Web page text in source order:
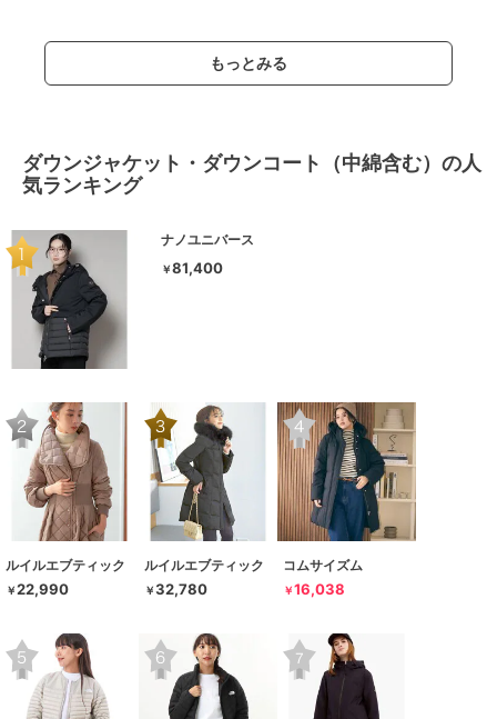
もっとみる
ダウンジャケット・ダウンコート（中綿含む）の人
気ランキング
ナノユニバース
￥81,400
ルイルエブティック
￥22,990
ルイルエブティック
￥32,780
コムサイズム
￥16,038